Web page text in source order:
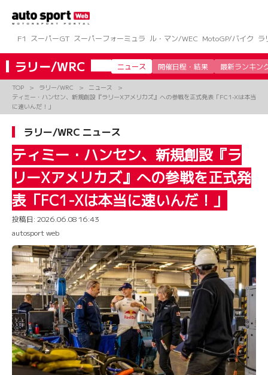
ツ
へ
ス
キ
F1 スーパーGT スーパーフォーミュラ ル・マン/WEC MotoGP/バイク ラ
ラリー/WRC ニュース 開催日程・結果 最新ランキン
TOP ラリー/WRC
ニュース
ティミー・ハンセン、新規創設『ラリーXアメリカズ』への参戦を正式発表「FC1-Xは本当
に速いんだ！」
ラリー/WRC ニュース
ティミー・ハンセン、新規創設『ラ
リーXアメリカズ』への参戦を正式発
表「FC1-Xは本当に速いんだ！」
投稿日: 2026.06.08 16:43
autosport web